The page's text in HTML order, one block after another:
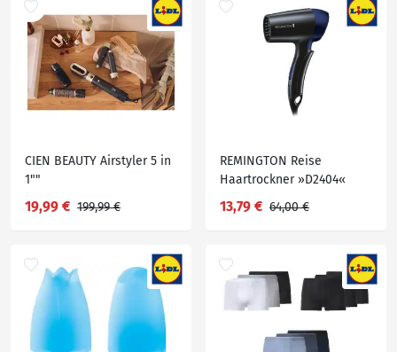
CIEN BEAUTY Airstyler 5 in
1""
19,99 € 199,99 €
REMINGTON Reise
Haartrockner »D2404«
13,79 € 64,00 €